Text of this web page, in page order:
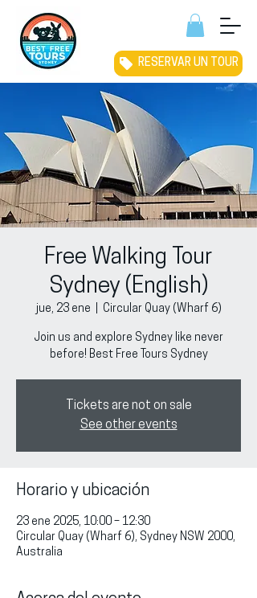
RESERVAR UN TOUR
Free Walking Tour
Sydney (English)
jue, 23 ene Circular Quay (Wharf 6)
Join us and explore Sydney like never
before! Best Free Tours Sydney
Tickets are not on sale
See other events
Horario y ubicación
23 ene 2025, 10:00 – 12:30
Circular Quay (Wharf 6), Sydney NSW 2000,
Australia